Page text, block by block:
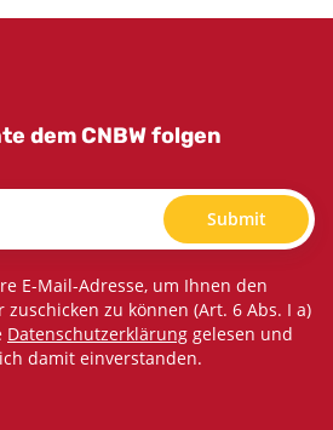
dem CNBW folgen
Submit
E-Mail-Adresse, um Ihnen den
zu können (Art. 6 Abs. I a)
Datenschutzerklärung gelesen und
damit einverstanden.